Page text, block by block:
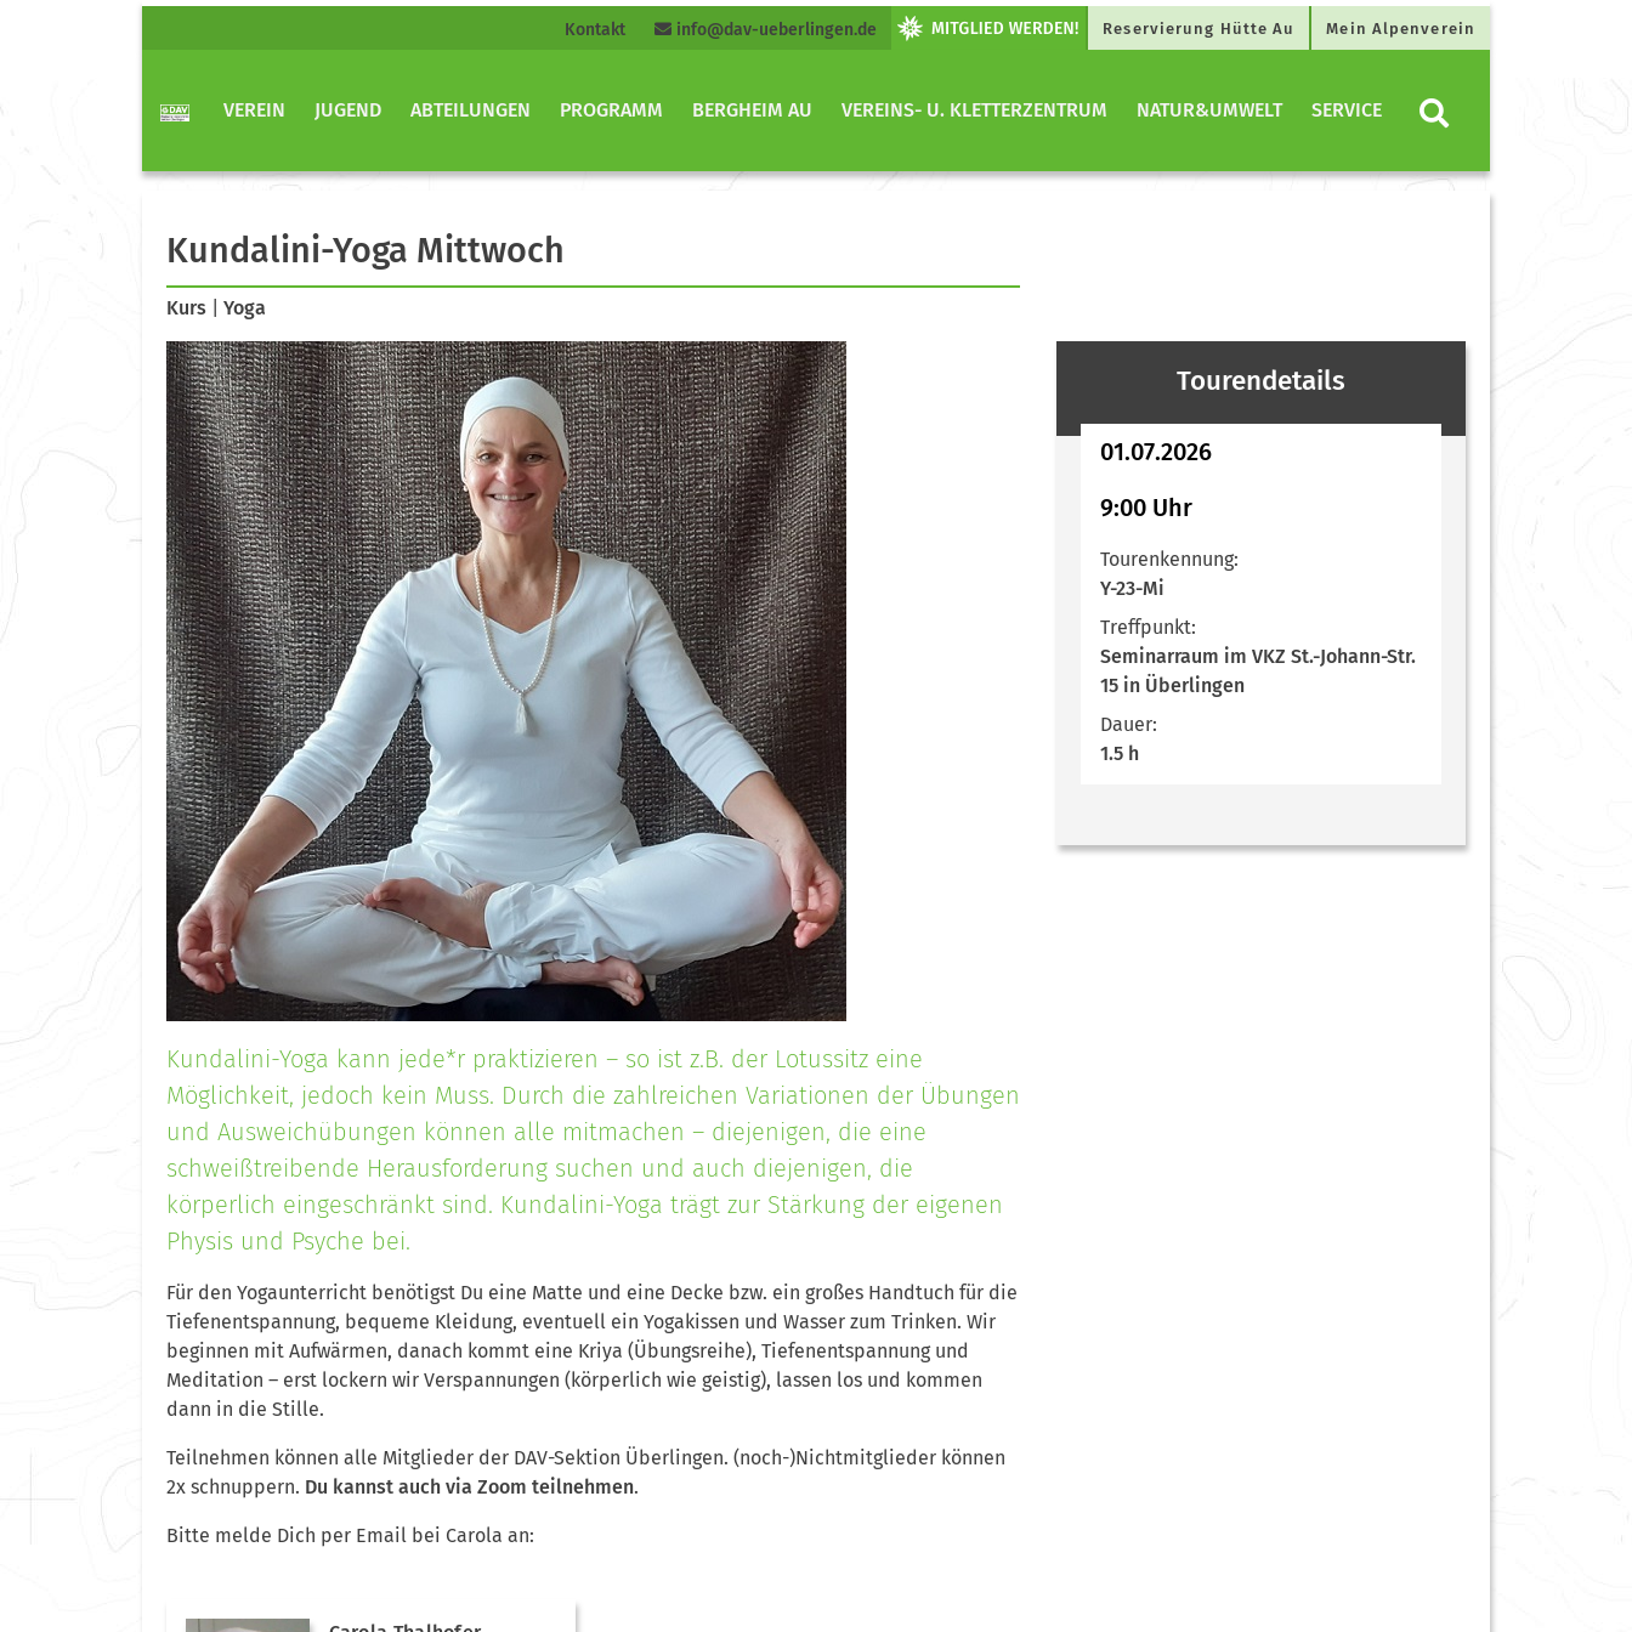
Kontakt info@dav-ueberlingen.de Reservierung Hütte Au Mein Alpenverein
VEREIN JUGEND ABTEILUNGEN PROGRAMM BERGHEIM AU VEREINS- U. KLETTERZENTRUM NATUR&UMWELT SERVICE
Kundalini-Yoga Mittwoch
Kurs Yoga
Kundalini-Yoga kann jede*r praktizieren – so ist z.B. der Lotussitz eine
Möglichkeit, jedoch kein Muss. Durch die zahlreichen Variationen der Übungen
und Ausweichübungen können alle mitmachen – diejenigen, die eine
schweißtreibende Herausforderung suchen und auch diejenigen, die
körperlich eingeschränkt sind. Kundalini-Yoga trägt zur Stärkung der eigenen
Physis und Psyche bei.
Für den Yogaunterricht benötigst Du eine Matte und eine Decke bzw. ein großes Handtuch für die
Tiefenentspannung, bequeme Kleidung, eventuell ein Yogakissen und Wasser zum Trinken. Wir
beginnen mit Aufwärmen, danach kommt eine Kriya (Übungsreihe), Tiefenentspannung und
Meditation – erst lockern wir Verspannungen (körperlich wie geistig), lassen los und kommen
dann in die Stille.
Teilnehmen können alle Mitglieder der DAV-Sektion Überlingen. (noch-)Nichtmitglieder können
2x schnuppern. Du kannst auch via Zoom teilnehmen.
Bitte melde Dich per Email bei Carola an:
Tourendetails
01.07.2026
9:00 Uhr
Tourenkennung:
Y-23-Mi
Treffpunkt:
Seminarraum im VKZ St.-Johann-Str.
15 in Überlingen
Dauer:
1.5 h